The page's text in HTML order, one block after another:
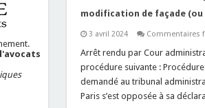
modification de façade
3 avril 2024 Commentaires
Arrêt rendu par Cour
procédure suivante :
demandé au tribunal
Paris s’est opposée à sa